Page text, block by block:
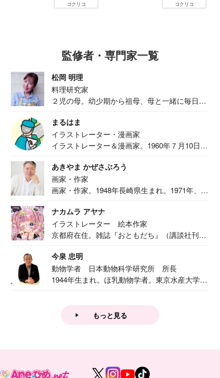
コクリコ コクリコ
監修者・専門家一覧
松岡 明理
料理研究家
２児の母。幼少期から祖母、母と一緒に毎日の
まるはま
イラストレーター・漫画家
イラストレーター＆漫画家。1960年７月10日生
あきやま かぜさぶろう
画家・作家
画家・作家。1948年長崎県生まれ。1971年、
ナカムラ アヤナ
イラストレーター 絵本作家
京都府在住。雑誌『おともだち』（講談社刊）
今泉 忠明
動物学者 日本動物科学研究所 所長
1944年生まれ。ほ乳動物学者。東京水産大学卒
もっと見る